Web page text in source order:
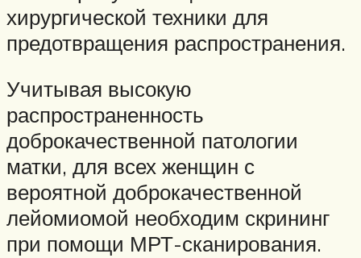
хирургической техники для
предотвращения распространения.
Учитывая высокую
распространенность
доброкачественной патологии
матки, для всех женщин с
вероятной доброкачественной
лейомиомой необходим скрининг
при помощи МРТ-сканирования.